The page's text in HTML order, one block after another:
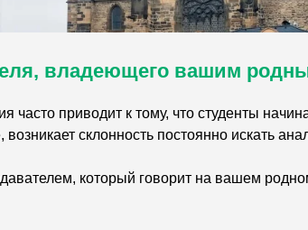
владеющего вашим
часто приводит к тому, что студенты
склонность постоянно искать
который говорит на вашем